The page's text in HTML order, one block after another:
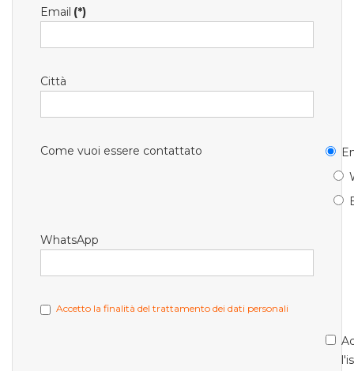
Email (*)
Città
Come vuoi essere contattato
WhatsApp
Accetto la finalità del trattamento dei dati personali